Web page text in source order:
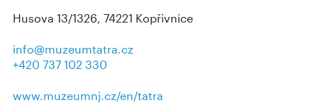
Husova 13/1326, 74221 Kopřivnice
info@muzeumtatra.cz
+420 737 102 330
www.muzeumnj.cz/en/tatra